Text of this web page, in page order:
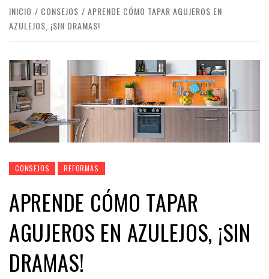
INICIO CONSEJOS
APRENDE CÓMO TAPAR AGUJEROS EN
AZULEJOS, ¡SIN DRAMAS!
CONSEJOS REFORMAS
APRENDE CÓMO TAPAR
AGUJEROS EN AZULEJOS, ¡SIN
DRAMAS!